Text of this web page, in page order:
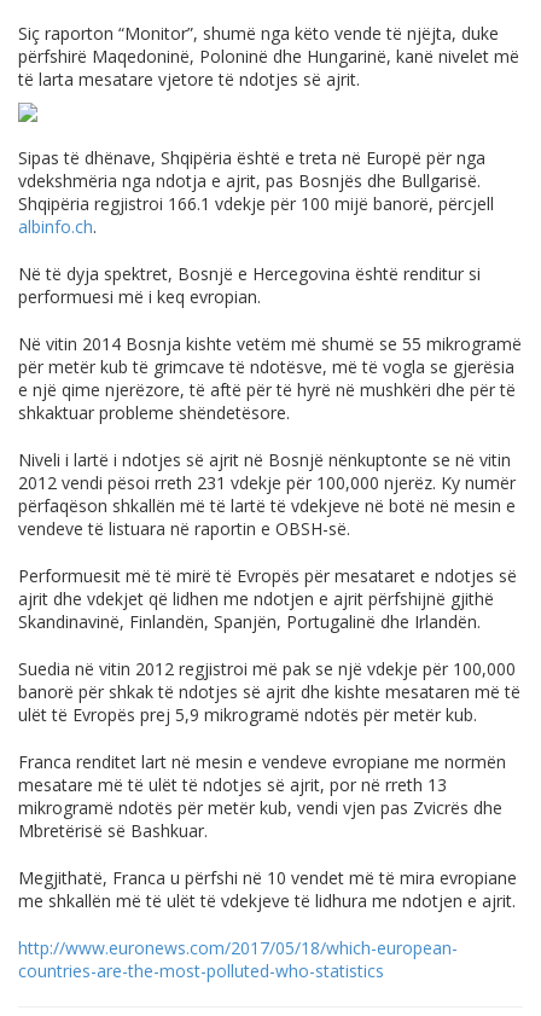
Siç raporton “Monitor”, shumë nga këto vende të njëjta, duke
përfshirë Maqedoninë, Poloninë dhe Hungarinë, kanë nivelet më
të larta mesatare vjetore të ndotjes së ajrit.
Sipas të dhënave, Shqipëria është e treta në Europë për nga
vdekshmëria nga ndotja e ajrit, pas Bosnjës dhe Bullgarisë.
Shqipëria regjistroi 166.1 vdekje për 100 mijë banorë, përcjell
albinfo.ch.
Në të dyja spektret, Bosnjë e Hercegovina është renditur si
performuesi më i keq evropian.
Në vitin 2014 Bosnja kishte vetëm më shumë se 55 mikrogramë
për metër kub të grimcave të ndotësve, më të vogla se gjerësia
e një qime njerëzore, të aftë për të hyrë në mushkëri dhe për të
shkaktuar probleme shëndetësore.
Niveli i lartë i ndotjes së ajrit në Bosnjë nënkuptonte se në vitin
2012 vendi pësoi rreth 231 vdekje për 100,000 njerëz. Ky numër
përfaqëson shkallën më të lartë të vdekjeve në botë në mesin e
vendeve të listuara në raportin e OBSH-së.
Performuesit më të mirë të Evropës për mesataret e ndotjes së
ajrit dhe vdekjet që lidhen me ndotjen e ajrit përfshijnë gjithë
Skandinavinë, Finlandën, Spanjën, Portugalinë dhe Irlandën.
Suedia në vitin 2012 regjistroi më pak se një vdekje për 100,000
banorë për shkak të ndotjes së ajrit dhe kishte mesataren më të
ulët të Evropës prej 5,9 mikrogramë ndotës për metër kub.
Franca renditet lart në mesin e vendeve evropiane me normën
mesatare më të ulët të ndotjes së ajrit, por në rreth 13
mikrogramë ndotës për metër kub, vendi vjen pas Zvicrës dhe
Mbretërisë së Bashkuar.
Megjithatë, Franca u përfshi në 10 vendet më të mira evropiane
me shkallën më të ulët të vdekjeve të lidhura me ndotjen e ajrit.
http://www.euronews.com/2017/05/18/which-european-
countries-are-the-most-polluted-who-statistics